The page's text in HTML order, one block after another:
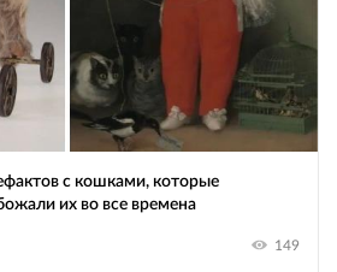
с кошками, которые
их во все времена
149